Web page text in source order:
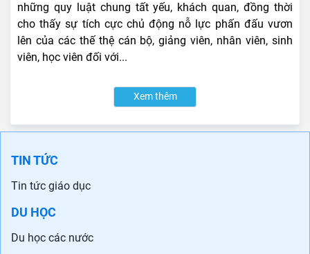
những quy luật chung tất yếu, khách quan, đồng thời
cho thấy sự tích cực chủ động nỗ lực phấn đấu vươn
lên của các thế thệ cán bộ, giảng viên, nhân viên, sinh
viên, học viên đối với...
Xem thêm
TIN TỨC
Tin tức giáo dục
DU HỌC
Du học các nước